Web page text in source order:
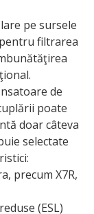
pe sursele
filtrarea
de
poate
doar câteva
selectate
precum X7R,
(ESL)